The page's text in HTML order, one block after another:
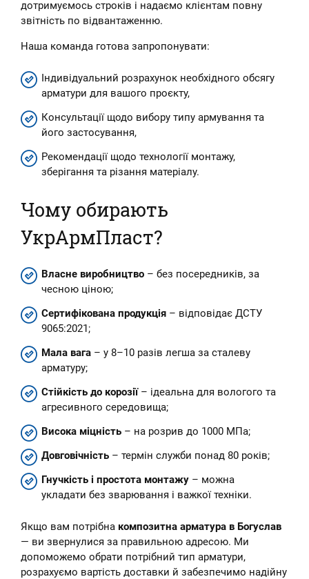
дотримуємось строків і надаємо клієнтам повну
звітність по відвантаженню.
Наша команда готова запропонувати:
Індивідуальний розрахунок необхідного обсягу
арматури для вашого проєкту,
Консультації щодо вибору типу армування та
його застосування,
Рекомендації щодо технології монтажу,
зберігання та різання матеріалу.
Чому обирають
УкрАрмПласт?
Власне виробництво – без посередників, за
чесною ціною;
Сертифікована продукція – відповідає ДСТУ
9065:2021;
Мала вага – у 8–10 разів легша за сталеву
арматуру;
Стійкість до корозії– ідеальна для вологого та
агресивного середовища;
Висока міцність – на розрив до 1000 МПа;
Довговічність – термін служби понад 80 років;
Гнучкість і простота монтажу – можна
укладати без зварювання і важкої техніки.
Якщо вам потрібна композитна арматура в Богуслав
— ви звернулися за правильною адресою. Ми
допоможемо обрати потрібний тип арматури,
розрахуємо вартість доставки й забезпечимо надійну